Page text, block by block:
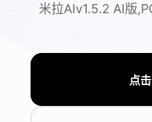
米拉AIv1.5.2 AI版
点